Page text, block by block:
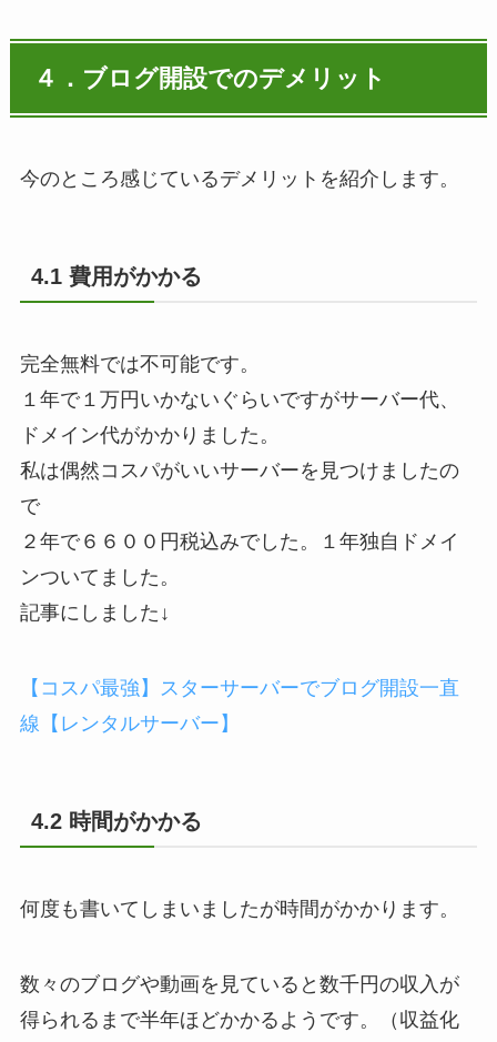
４．ブログ開設でのデメリット
今のところ感じているデメリットを紹介します。
4.1 費用がかかる
完全無料では不可能です。
１年で１万円いかないぐらいですがサーバー代、
ドメイン代がかかりました。
私は偶然コスパがいいサーバーを見つけましたの
で
２年で６６００円税込みでした。１年独自ドメイ
ンついてました。
記事にしました↓
【コスパ最強】スターサーバーでブログ開設一直
線【レンタルサーバー】
4.2 時間がかかる
何度も書いてしまいましたが時間がかかります。
数々のブログや動画を見ていると数千円の収入が
得られるまで半年ほどかかるようです。（収益化